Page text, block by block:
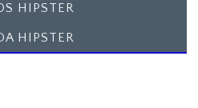
HIPSTER
HIPSTER